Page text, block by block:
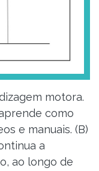
motora.
como
e manuais. (B)
a
ao longo de